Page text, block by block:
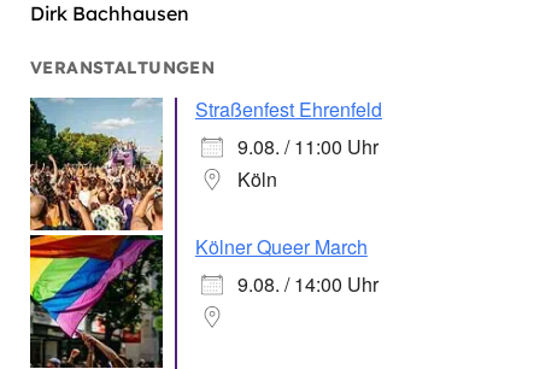
Dirk Bachhausen
VERANSTALTUNGEN
Straßenfest Ehrenfeld
9.08. / 11:00 Uhr
Köln
Kölner Queer March
9.08. / 14:00 Uhr